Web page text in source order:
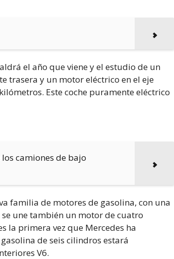
el año que viene y el estudio de un
trasera y un motor eléctrico en el eje
Este coche puramente eléctrico
camiones de bajo
familia de motores de gasolina, con una
une también un motor de cuatro
la primera vez que Mercedes ha
de seis cilindros estará
V6.